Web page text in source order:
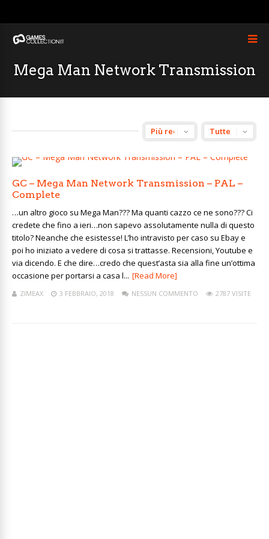
Mega Man Network Transmission
GC – Mega Man Network Transmission – PAL –
Complete
…un altro gioco su Mega Man??? Ma quanti cazzo ce ne sono??? Ci
credete che fino a ieri…non sapevo assolutamente nulla di questo
titolo? Neanche che esistesse! L’ho intravisto per caso su Ebay e
poi ho iniziato a vedere di cosa si trattasse. Recensioni, Youtube e
via dicendo. E che dire…credo che quest’asta sia alla fine un’ottima
occasione per portarsi a casa l... [Read More]
ZIMEAX 3 FEBBRAIO, 2018 NESSUN COMMENTO 2787 VISITE